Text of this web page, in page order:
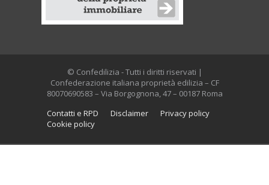
© Confedilizia - Tutti i diritti riservati |
Confederazione italiana proprietà edilizia – CF
80070690583 – Via Borgognona, 47 – 00187 Roma
Contatti e RPD
Disclaimer
Privacy policy
Cookie policy